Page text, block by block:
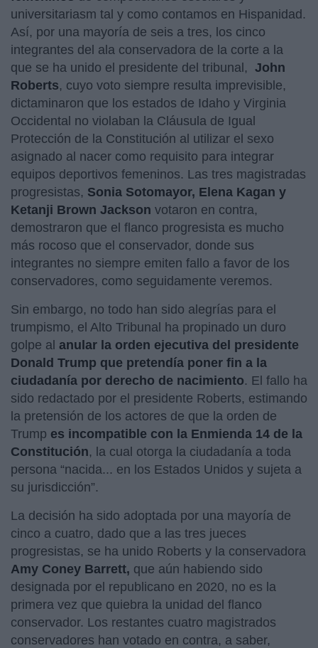
universitariasm tal y como contamos en Hispanidad.
Así, por una mayoría de seis a tres, los cinco
integrantes del ala conservadora de la corte a la
que se ha unido el presidente del tribunal, John
Roberts, cuyo voto siempre resulta imprevisible,
dictaminaron que los estados de Idaho y Virginia
Occidental no violaban la Cláusula de Igual
Protección de la Constitución al utilizar el sexo
asignado al nacer como requisito para integrar
equipos deportivos femeninos. Las tres magistradas
progresistas, Sonia Sotomayor, Elena Kagan y
Ketanji Brown Jackson votaron en contra,
demostraron que el flanco progresista es mucho
más rocoso que el conservador, donde sus
integrantes no siempre emiten fallo a favor de los
conservadores, como seguidamente veremos.
Sin embargo, no todo han sido alegrías para el
trumpismo, el Alto Tribunal ha propinado un duro
golpe al anular la orden ejecutiva del presidente
Donald Trump que pretendía poner fin a la
ciudadanía por derecho de nacimiento. El fallo ha
sido redactado por el presidente Roberts, estimando
la pretensión de los actores de que la orden de
Trump es incompatible con la Enmienda 14 de la
Constitución, la cual otorga la ciudadanía a toda
persona “nacida... en los Estados Unidos y sujeta a
su jurisdicción”.
La decisión ha sido adoptada por una mayoría de
cinco a cuatro, dado que a las tres jueces
progresistas, se ha unido Roberts y la conservadora
Amy Coney Barrett, que aún habiendo sido
designada por el republicano en 2020, no es la
primera vez que quiebra la unidad del flanco
conservador. Los restantes cuatro magistrados
conservadores han votado en contra, a saber,